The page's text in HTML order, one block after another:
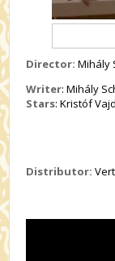
Director: Mihály
Writer: Mihály
Stars: Kristóf
Distributor: